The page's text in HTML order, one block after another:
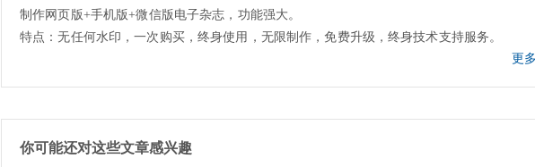
制作网页版+手机版+微信版电子杂志，功能强大。
特点：无任何水印，一次购买，终身使用，无限制作，免费升级，终身技术支持服务。
更
你可能还对这些文章感兴趣